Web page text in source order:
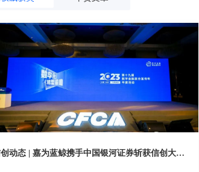
信创动态 | 嘉为蓝鲸携手中国银河证券斩获信创大比武大奖